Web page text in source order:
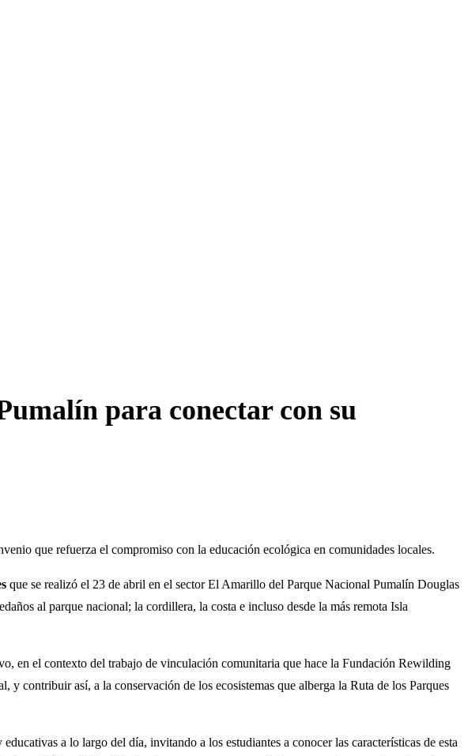
para conectar con su
que refuerza el compromiso con la educación ecológica en comunidades locales.
que se realizó el 23 de abril en el sector El Amarillo del Parque Nacional Pumalín Douglas
al parque nacional; la cordillera, la costa e incluso desde la más remota Isla
en el contexto del trabajo de vinculación comunitaria que hace la Fundación Rewilding
contribuir así, a la conservación de los ecosistemas que alberga la Ruta de los Parques
a lo largo del día, invitando a los estudiantes a conocer las características de esta